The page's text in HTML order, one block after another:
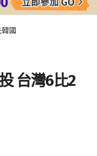
國
台灣6比2